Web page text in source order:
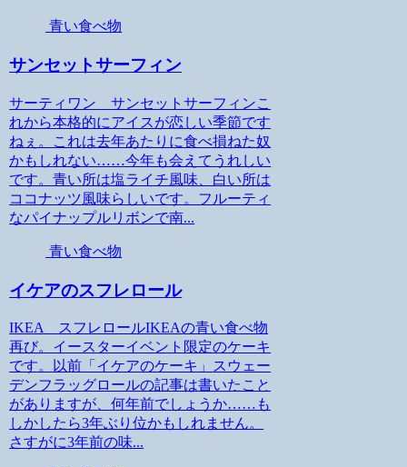
青い食べ物
サンセットサーフィン
サーティワン サンセットサーフィンこ
れから本格的にアイスが恋しい季節です
ねぇ。これは去年あたりに食べ損ねた奴
かもしれない……今年も会えてうれしい
です。青い所は塩ライチ風味、白い所は
ココナッツ風味らしいです。フルーティ
なパイナップルリボンで南...
青い食べ物
イケアのスフレロール
IKEA スフレロールIKEAの青い食べ物
再び。イースターイベント限定のケーキ
です。以前「イケアのケーキ」スウェー
デンフラッグロールの記事は書いたこと
がありますが、何年前でしょうか……も
しかしたら3年ぶり位かもしれません。
さすがに3年前の味...